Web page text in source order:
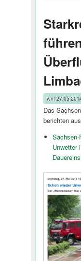
wnf
Das
berichten
Sachsen-
Unwetter